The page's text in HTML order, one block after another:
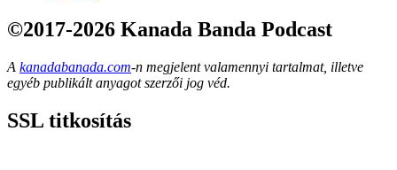
©2017-2026 Kanada Banda Podcast
A kanadabanada.com-n megjelent valamennyi tartalmat, illetve
egyéb publikált anyagot szerzői jog véd.
SSL titkosítás